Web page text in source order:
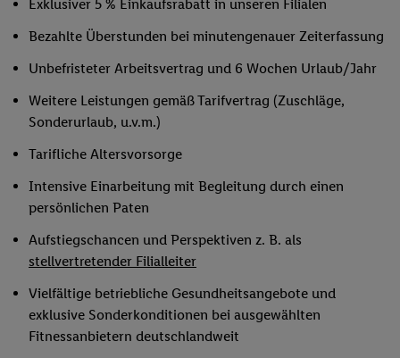
Exklusiver 5 % Einkaufsrabatt in unseren Filialen
Bezahlte Überstunden bei minutengenauer Zeiterfassung
Unbefristeter Arbeitsvertrag und 6 Wochen Urlaub/Jahr
Weitere Leistungen gemäß Tarifvertrag (Zuschläge,
Sonderurlaub, u.v.m.)
Tarifliche Altersvorsorge
Intensive Einarbeitung mit Begleitung durch einen
persönlichen Paten
Aufstiegschancen und Perspektiven z. B. als
stellvertretender Filialleiter
Vielfältige betriebliche Gesundheitsangebote und
exklusive Sonderkonditionen bei ausgewählten
Fitnessanbietern deutschlandweit